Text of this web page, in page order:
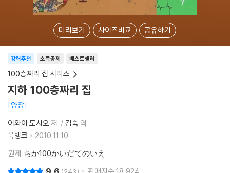
미리보기 사이즈비교 공유하기
소득공제 베스트셀러
강력추천
100층짜리 집 시리즈
지하 100층짜리 집
양장
이와이 도시오 저 김숙 역
북뱅크
2010.11.10.
원제 ちか100かいだてのいえ